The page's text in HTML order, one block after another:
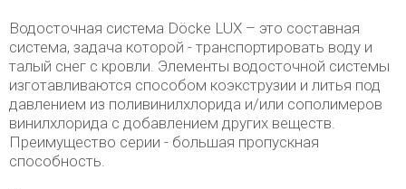
Водосточная система Döcke LUX – это составная
система, задача которой - транспортировать воду и
талый снег с кровли. Элементы водосточной системы
изготавливаются способом коэкструзии и литья под
давлением из поливинилхлорида и/или сополимеров
винилхлорида с добавлением других веществ.
Преимущество серии - большая пропускная
способность.